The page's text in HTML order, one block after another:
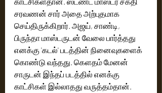
சரவணன் சார் அதை அற்புதமாக
செய்திருக்கிறார். அஜய், சாண்டி,
பிருந்தா மாஸ்டருடன் வேலை பார்த்தது
எனக்கு 'கடல்' படத்தின் நினைவுகளைக்
கொண்டு வந்தது. கெளதம் மேனன்
சாருடன் இந்தப் படத்தில் எனக்கு
காட்சிகள் இல்லாதது வருத்தம்தான்.